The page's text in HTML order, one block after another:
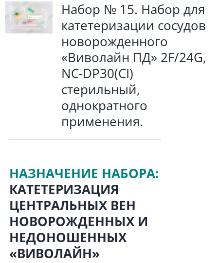
Набор № 15. Набор для
катетеризации сосудов
новорожденного
«Виволайн ПД» 2F/24G,
NC-DP30(CI)
стерильный,
однократного
применения.
НАЗНАЧЕНИЕ НАБОРА:
КАТЕТЕРИЗАЦИЯ
ЦЕНТРАЛЬНЫХ ВЕН
НОВОРОЖДЕННЫХ И
НЕДОНОШЕННЫХ
«ВИВОЛАЙН»